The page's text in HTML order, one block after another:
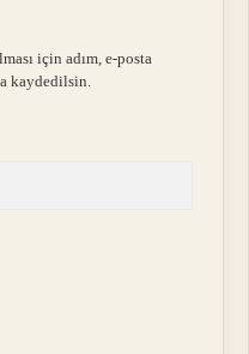
için adım, e-posta
kaydedilsin.